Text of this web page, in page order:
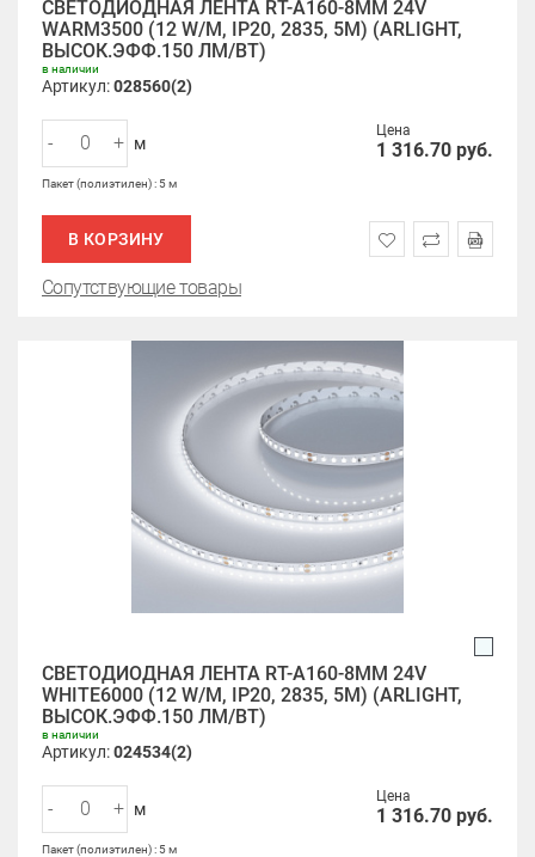
СВЕТОДИОДНАЯ ЛЕНТА RT-A160-8MM 24V
WARM3500 (12 W/M, IP20, 2835, 5M) (ARLIGHT,
ВЫСОК.ЭФФ.150 ЛМ/ВТ)
в наличии
Артикул:028560(2)
Цена
1 316.70 руб.
- + м
Пакет (полиэтилен) : 5 м
В КОРЗИНУ
Сопутствующие товары
СВЕТОДИОДНАЯ ЛЕНТА RT-A160-8MM 24V
WHITE6000 (12 W/M, IP20, 2835, 5M) (ARLIGHT,
ВЫСОК.ЭФФ.150 ЛМ/ВТ)
в наличии
Артикул:024534(2)
Цена
1 316.70 руб.
- + м
Пакет (полиэтилен) : 5 м